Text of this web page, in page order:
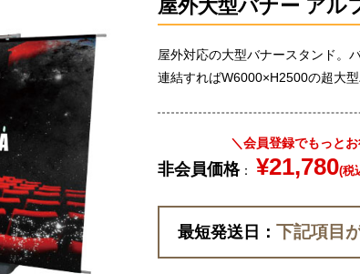
屋外大型バナー ア
屋外対応の大型バナースタンド。
連結すればW6000×H2500の超大型
＼会員登録でもっと
非会員価格： ¥21,780(税
最短発送日： 下記項目